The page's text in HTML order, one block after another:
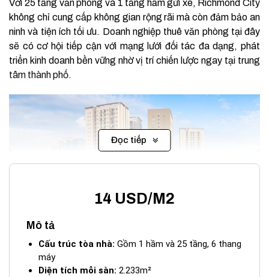
Với 25 tầng văn phòng và 1 tầng hầm gửi xe, Richmond City
không chỉ cung cấp không gian rộng rãi mà còn đảm bảo an
ninh và tiện ích tối ưu. Doanh nghiệp thuê văn phòng tại đây
sẽ có cơ hội tiếp cận với mạng lưới đối tác đa dạng, phát
triển kinh doanh bền vững nhờ vị trí chiến lược ngay tại trung
tâm thành phố.
Tòa Nhà Richmond City Nguyễn Xí Quận Bình Thạnh
I. Vị trí tòa nhà Richmond City – 207C Nguyễn
Đọc tiếp
14 USD/M2
Mô tả
Cấu trúc tòa nhà: Gồm 1 hầm và 25 tầng, 6 thang
máy
Diện tích mỗi sàn: 2.233m²